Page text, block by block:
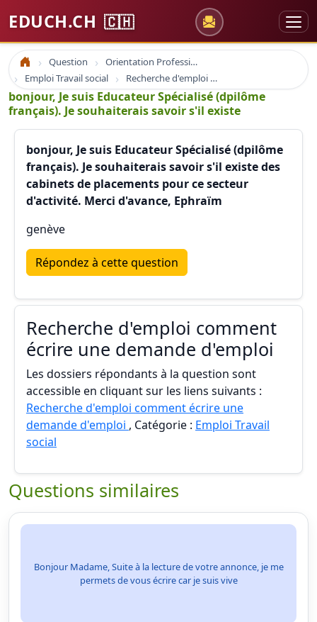
EDUCH.CH 🇨🇭
Accueil Question
Orientation Professionnelle
Emploi Travail social
Recherche d'emploi comment écrire une demande d'emploi
bonjour, Je suis Educateur Spécialisé (dpilôme
français). Je souhaiterais savoir s'il existe
bonjour, Je suis Educateur Spécialisé (dpilôme
français). Je souhaiterais savoir s'il existe des
cabinets de placements pour ce secteur
d'activité. Merci d'avance, Ephraïm
genève
Répondez à cette question
Recherche d'emploi comment
écrire une demande d'emploi
Les dossiers répondants à la question sont
accessible en cliquant sur les liens suivants :
Recherche d'emploi comment écrire une
demande d'emploi , Catégorie : Emploi Travail
social
Questions similaires
Bonjour Madame, Suite à la lecture de votre annonce, je me
permets de vous écrire car je suis vive